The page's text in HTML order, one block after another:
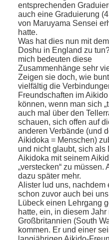
entsprechenden
auch eine Graduierung
von Maruyama Sensei
hatte.
Was hat dies nun mit dem
Doshu in England zu
mich bedeuten diese
Zusammenhänge sehr
Zeigen sie doch, wie
vielfältig die
Freundschaften im
können, wenn man sich
auch mal über den
schauen, sich offen auf
anderen Verbände (und
Aikidoka = Menschen)
und nicht glaubt, sich als
Aikidoka mit seinem
„verstecken“ zu müssen.
dazu später mehr.
Alister lud uns, nachdem
schon zuvor auch bei
Lübeck einen Lehrgang
hatte, ein, in diesem Jahr
Großbritannien (South
kommen. Er und einer